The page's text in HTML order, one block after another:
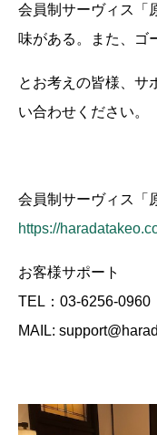
会員制サーヴィス「
味がある。また、ゴ
とお考えの皆様、サ
い合わせください。
会員制サーヴィス「
https://
お客様サポート
TEL：03-6256-0960
MAIL: